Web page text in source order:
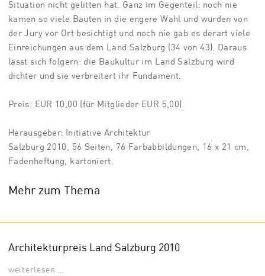
Situation nicht gelitten hat. Ganz im Gegenteil: noch nie
kamen so viele Bauten in die engere Wahl und wurden von
der Jury vor Ort besichtigt und noch nie gab es derart viele
Einreichungen aus dem Land Salzburg (34 von 43). Daraus
lässt sich folgern: die Baukultur im Land Salzburg wird
dichter und sie verbreitert ihr Fundament.
Preis: EUR 10,00 (für Mitglieder EUR 5,00)
Herausgeber: Initiative Architektur
Salzburg 2010, 56 Seiten, 76 Farbabbildungen, 16 x 21 cm,
Fadenheftung, kartoniert.
Mehr zum Thema
Architekturpreis Land Salzburg 2010
weiterlesen …